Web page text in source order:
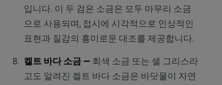
입니다. 이 두 검은 소금은 모두 마무리 소금
으로 사용되며, 접시에 시각적으로 인상적인
표현과 질감의 흥미로운 대조를 제공합니다.
켈트 바다 소금 — 회색 소금 또는 셀 그리스라
고도 알려진 켈트 바다 소금은 바닷물이 자연